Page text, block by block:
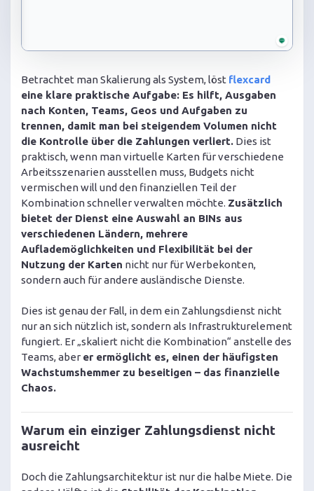
Betrachtet man Skalierung als System, löst flexcard
eine klare praktische Aufgabe: Es hilft, Ausgaben
nach Konten, Teams, Geos und Aufgaben zu
trennen, damit man bei steigendem Volumen nicht
die Kontrolle über die Zahlungen verliert. Dies ist
praktisch, wenn man virtuelle Karten für verschiedene
Arbeitsszenarien ausstellen muss, Budgets nicht
vermischen will und den finanziellen Teil der
Kombination schneller verwalten möchte. Zusätzlich
bietet der Dienst eine Auswahl an BINs aus
verschiedenen Ländern, mehrere
Auflademöglichkeiten und Flexibilität bei der
Nutzung der Karten nicht nur für Werbekonten,
sondern auch für andere ausländische Dienste.
Dies ist genau der Fall, in dem ein Zahlungsdienst nicht
nur an sich nützlich ist, sondern als Infrastrukturelement
fungiert. Er „skaliert nicht die Kombination“ anstelle des
Teams, aber er ermöglicht es, einen der häufigsten
Wachstumshemmer zu beseitigen – das finanzielle
Chaos.
Warum ein einziger Zahlungsdienst nicht
ausreicht
Doch die Zahlungsarchitektur ist nur die halbe Miete. Die